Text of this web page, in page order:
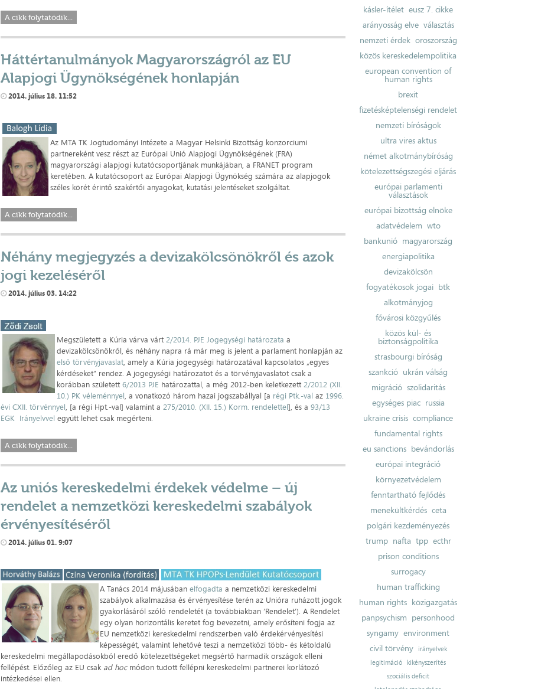
A cikk folytatódik...
Háttértanulmányok Magyarországról az EU
Alapjogi Ügynökségének honlapján
2014. július 18. 11:52
Az MTA TK Jogtudományi Intézete a Magyar Helsinki Bizottság konzorciumi
partnereként vesz részt az Európai Unió Alapjogi Ügynökségének (FRA)
magyarországi alapjogi kutatócsoportjának munkájában, a FRANET program
keretében. A kutatócsoport az Európai Alapjogi Ügynökség számára az alapjogok
széles körét érintő szakértői anyagokat, kutatási jelentéseket szolgáltat.
A cikk folytatódik...
Néhány megjegyzés a devizakölcsönökről és azok
jogi kezeléséről
2014. július 03. 14:22
Megszületett a Kúria várva várt2/2014. PJE Jogegységi határozata a
devizakölcsönökről, és néhány napra rá már meg is jelent a parlament honlapján az
első törvényjavaslat, amely a Kúria jogegységi határozatával kapcsolatos „egyes
kérdéseket” rendez. A jogegységi határozatot és a törvényjavaslatot csak a
korábban született6/2013 PJE határozattal, a még 2012-ben keletkezett2/2012 (XII.
10.) PK véleménnyel, a vonatkozó három hazai jogszabállyal [a régi Ptk.-val az 1996.
évi CXII. törvénnyel, [a régi Hpt.-val] valamint a275/2010. (XII. 15.) Korm. rendelettel], és a93/13
EGK Irányelvvel együtt lehet csak megérteni.
A cikk folytatódik...
Az uniós kereskedelmi érdekek védelme – új
rendelet a nemzetközi kereskedelmi szabályok
érvényesítéséről
2014. július 01. 9:07
A Tanács 2014 májusábanelfogadta a nemzetközi kereskedelmi
szabályok alkalmazása és érvényesítése terén az Unióra ruházott jogok
gyakorlásáról szóló rendeletét (a továbbiakban ’Rendelet’). A Rendelet
egy olyan horizontális keretet fog bevezetni, amely erősíteni fogja az
EU nemzetközi kereskedelmi rendszerben való érdekérvényesítési
képességét, valamint lehetővé teszi a nemzetközi több- és kétoldalú
kereskedelmi megállapodásokból eredő kötelezettségeket megsértő harmadik országok elleni
fellépést. Előzőleg az EU csak ad hoc módon tudott fellépni kereskedelmi partnerei korlátozó
intézkedései ellen.
kásler-ítélet eusz 7. cikke
arányosság elve választás
nemzeti érdek oroszország
közös kereskedelempolitika
european convention of
human rights
brexit
fizetésképtelenségi rendelet
nemzeti bíróságok
ultra vires aktus
német alkotmánybíróság
kötelezettségszegési eljárás
európai parlamenti
választások
európai bizottság elnöke
adatvédelem wto
bankunió magyarország
energiapolitika
devizakölcsön
fogyatékosok jogai btk
alkotmányjog
fővárosi közgyűlés
közös kül- és
biztonságpolitika
strasbourgi bíróság
szankció ukrán válság
migráció szolidaritás
egységes piac russia
ukraine crisis compliance
fundamental rights
eu sanctions bevándorlás
európai integráció
környezetvédelem
fenntartható fejlődés
menekültkérdés ceta
polgári kezdeményezés
trump nafta tpp ecthr
prison conditions
surrogacy
human trafficking
human rights közigazgatás
panpsychism personhood
syngamy environment
civil törvény
irányelvek
legitimáció
kikényszerítés
szociális deficit